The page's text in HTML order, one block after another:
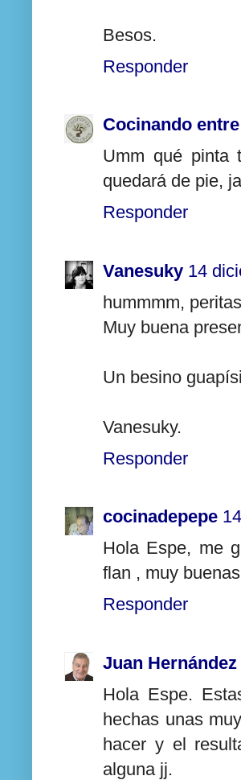
Besos.
Responder
Cocinando
Umm qué pinta
quedará de pie,
Responder
Vanesuky 14
hummmm,
Muy buena
Un besino
Vanesuky.
Responder
cocinadepepe
Hola Espe, me
flan , muy
Responder
Juan Hernández
Hola Espe.
hechas unas
hacer y el
alguna jj.